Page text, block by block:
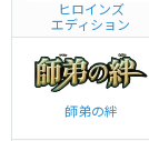
ヒロインズ
エディション
師弟の絆